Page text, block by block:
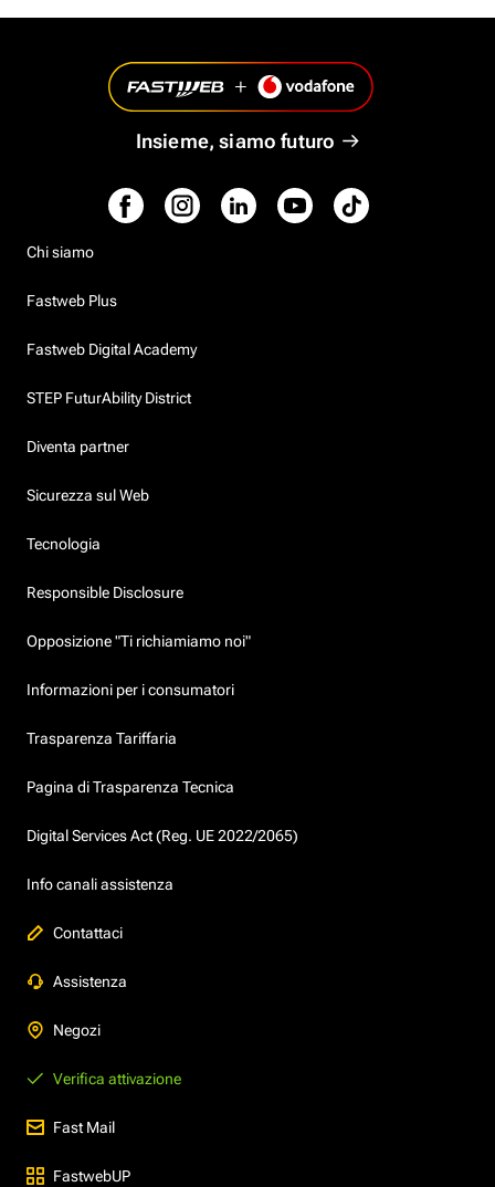
Insieme, siamo futuro
Chi siamo
Fastweb Plus
Fastweb Digital Academy
STEP FuturAbility District
Diventa partner
Sicurezza sul Web
Tecnologia
Responsible Disclosure
Opposizione "Ti richiamiamo noi"
Informazioni per i consumatori
Trasparenza Tariffaria
Pagina di Trasparenza Tecnica
Digital Services Act (Reg. UE 2022/2065)
Info canali assistenza
Contattaci
Assistenza
Negozi
Verifica attivazione
Fast Mail
FastwebUP